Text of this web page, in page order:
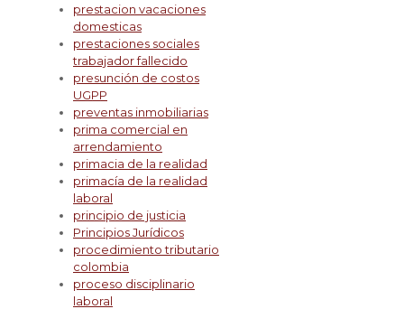
prestacion vacaciones
domesticas
prestaciones sociales
trabajador fallecido
presunción de costos
UGPP
preventas inmobiliarias
prima comercial en
arrendamiento
primacia de la realidad
primacía de la realidad
laboral
principio de justicia
Principios Jurídicos
procedimiento tributario
colombia
proceso disciplinario
laboral